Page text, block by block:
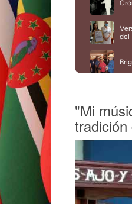
"Mi